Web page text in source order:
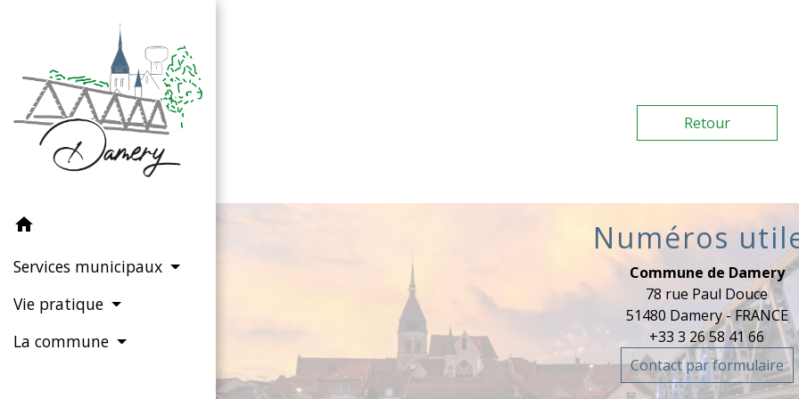
home
Services municipaux
Vie pratique
La commune
Retour
Numéros
Commune de Damery
78 rue Paul Douce
51480 Damery - FRANCE
+33 3 26 58 41 66
Contact par formulaire